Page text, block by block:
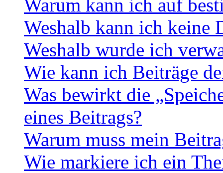
Warum kann ich auf
Weshalb kann ich keine
Weshalb wurde ich
Wie kann ich Beiträge
Was bewirkt die
eines Beitrags?
Warum muss mein
Wie markiere ich ein